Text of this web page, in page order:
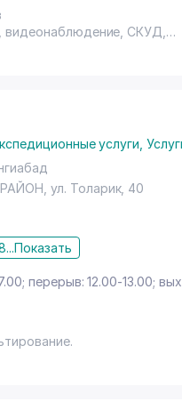
видеонаблюдение, СКУД,
услуги ,
,ул. Толарик, 40
Показать
перерыв: 12.00-13.00;